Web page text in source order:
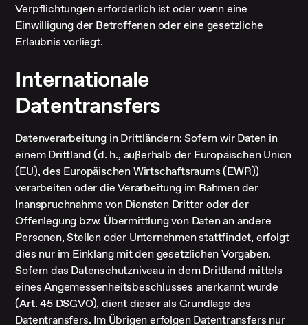
Verpflichtungen erforderlich ist oder wenn eine
Einwilligung der Betroffenen oder eine gesetzliche
Erlaubnis vorliegt.
Internationale
Datentransfers
Datenverarbeitung in Drittländern: Sofern wir Daten in
einem Drittland (d. h., außerhalb der Europäischen Union
(EU), des Europäischen Wirtschaftsraums (EWR))
verarbeiten oder die Verarbeitung im Rahmen der
Inanspruchnahme von Diensten Dritter oder der
Offenlegung bzw. Übermittlung von Daten an andere
Personen, Stellen oder Unternehmen stattfindet, erfolgt
dies nur im Einklang mit den gesetzlichen Vorgaben.
Sofern das Datenschutzniveau in dem Drittland mittels
eines Angemessenheitsbeschlusses anerkannt wurde
(Art. 45 DSGVO), dient dieser als Grundlage des
Datentransfers. Im Übrigen erfolgen Datentransfers nur